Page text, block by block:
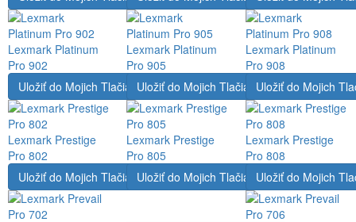
Lexmark Platinum
Pro 902
Lexmark Platinum
Pro 905
Lexmark Platinum
Pro 908
Uložiť do Mojich Tlačiarní
Lexmark Prestige
Pro 802
Uložiť do Mojich Tlačiarní
Lexmark Prestige
Pro 805
Uložiť do Mojich
Lexmark Prestige
Pro 808
Uložiť do Mojich TlačiarníUložiť do Mojich TlačiarníUložiť do Mojich